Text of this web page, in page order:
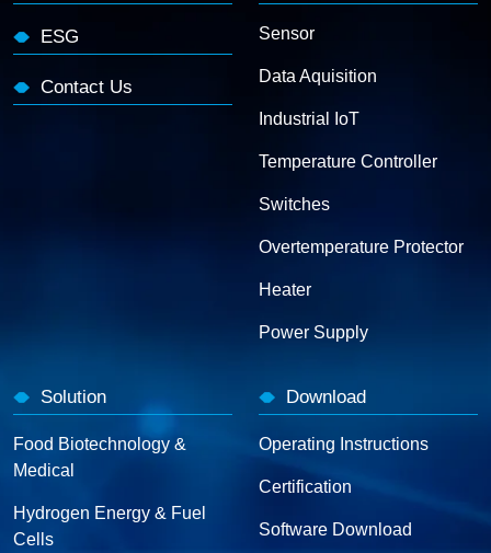
ESG
Contact Us
Sensor
Data Aquisition
Industrial IoT
Temperature Controller
Switches
Overtemperature Protector
Heater
Power Supply
Solution
Food Biotechnology &
Medical
Hydrogen Energy & Fuel
Cells
Download
Operating Instructions
Certification
Software Download